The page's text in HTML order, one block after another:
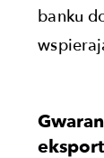
banku